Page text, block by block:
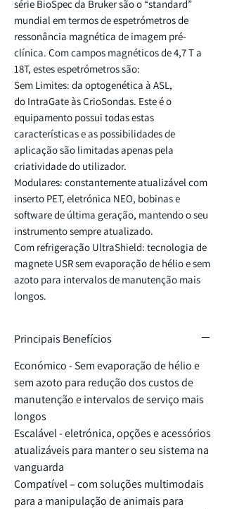
série BioSpec da Bruker são o “standard”
mundial em termos de espetrómetros de
ressonância magnética de imagem pré-
clínica. Com campos magnéticos de 4,7 T a
18T, estes espetrómetros são:
Sem Limites: da optogenética à ASL,
do IntraGate às CrioSondas. Este é o
equipamento possui todas estas
características e as possibilidades de
aplicação são limitadas apenas pela
criatividade do utilizador.
Modulares: constantemente atualizável com
inserto PET, eletrónica NEO, bobinas e
software de última geração, mantendo o seu
instrumento sempre atualizado.
Com refrigeração UltraShield: tecnologia de
magnete USR sem evaporação de hélio e sem
azoto para intervalos de manutenção mais
longos.
a levar a sua investigação para mais perto
do nível molecular e celular graças
ao BioSpec®. Concebido para o mercado de
imagiologia pré-clínica e ressonância
magnética molecular, o seu conceito
modular inovador permite praticamente
qualquer aplicação de imagiologia por
ressonância magnética em pequenos
animais nas áreas das ciências da vida,
biomedicina e investigação pré-clínica.
Principais Benefícios
Económico - Sem evaporação de hélio e
sem azoto para redução dos custos de
manutenção e intervalos de serviço mais
longos
Escalável - eletrónica, opções e acessórios
atualizáveis para manter o seu sistema na
vanguarda
Compatível – com soluções multimodais
para a manipulação de animais para